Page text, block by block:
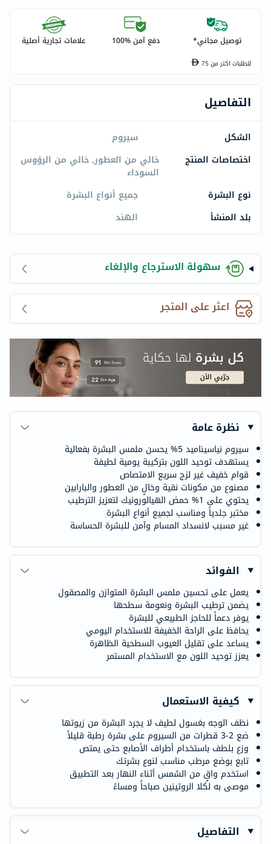
توصيل مجاني* دفع آمن %100 علامات تجارية أصلية
للطلبات اكتر من75
التفاصيل
الشكل
سيروم
اختصاصات المنتج
خالي من العطور, خالي من الرؤوس
السوداء
نوع البشرة
جميع أنواع البشرة
بلد المنشأ
الهند
سهولة الاسترجاع والإلغاء
اعثر على المتجر
نظرة عامة
سيروم نياسيناميد 5% يحسن ملمس البشرة بفعالية
يستهدف توحيد اللون بتركيبة يومية لطيفة
قوام خفيف غير لزج سريع الامتصاص
مصنوع من مكونات نقية وخالٍ من العطور والبارابين
يحتوي على 1% حمض الهيالورونيك لتعزيز الترطيب
مختبر جلدياً ومناسب لجميع أنواع البشرة
غير مسبب لانسداد المسام وآمن للبشرة الحساسة
الفوائد
يعمل على تحسين ملمس البشرة المتوازن والمصقول
يضمن ترطيب البشرة ونعومة سطحها
يوفر دعماً للحاجز الطبيعي للبشرة
يحافظ على الراحة الخفيفة للاستخدام اليومي
يساعد على تقليل العيوب السطحية الظاهرة
يعزز توحيد اللون مع الاستخدام المستمر
كيفية الاستعمال
نظف الوجه بغسول لطيف لا يجرد البشرة من زيوتها
ضع 2-3 قطرات من السيروم على بشرة رطبة قليلاً
وزع بلطف باستخدام أطراف الأصابع حتى يمتص
تابع بوضع مرطب مناسب لنوع بشرتك
استخدم واقٍ من الشمس أثناء النهار بعد التطبيق
موصى به لكلا الروتينين صباحاً ومساءً
التفاصيل